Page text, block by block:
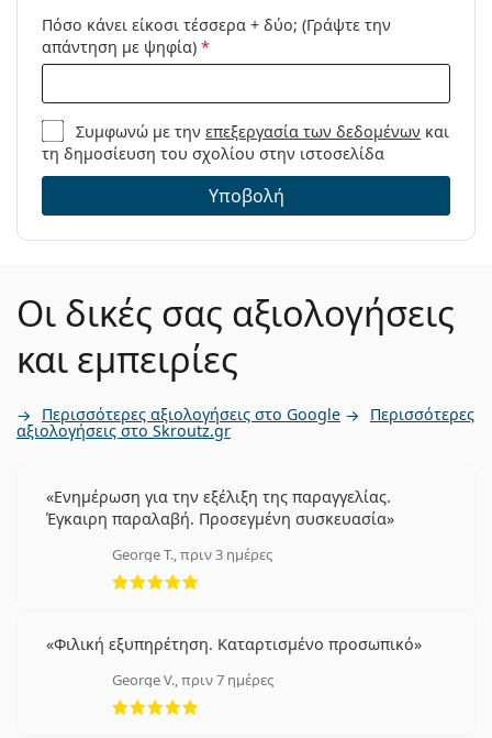
Προϊόντος /
Μοντέλο:
Πόσο κάνει είκοσι τέσσερα + δύο; (Γράψτε την
απάντηση με ψηφία) *
Συμφωνώ με τηνεπεξεργασία των δεδομένων και
τη δημοσίευση του σχολίου στην ιστοσελίδα
Υποβολή
Οι δικές σας αξιολογήσεις
και εμπειρίες
Περισσότερες αξιολογήσεις στο Google Περισσότερες
αξιολογήσεις στο Skroutz.gr
Ενημέρωση για την εξέλιξη της παραγγελίας.
Έγκαιρη παραλαβή. Προσεγμένη συσκευασία
George T., πριν 3 ημέρες
5 αξιολογήσεις από 5
Φιλική εξυπηρέτηση. Καταρτισμένο προσωπικό
George V., πριν 7 ημέρες
5 αξιολογήσεις από 5